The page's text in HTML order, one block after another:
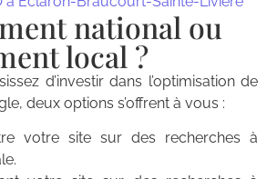
national ou
local ?
d’investir dans l’optimisation de
deux options s’offrent à vous :
votre site sur des recherches à